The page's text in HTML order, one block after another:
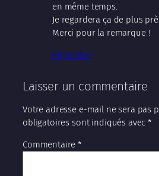
en même temps.
Je regardera ça de plus
Merci pour la remarque !
Répondre
Laisser un commentaire
Votre adresse e-mail ne sera pas
obligatoires sont indiqués avec*
Commentaire*